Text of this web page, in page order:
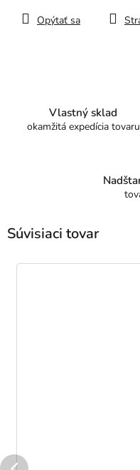
Opýtať sa
Vlastný sklad
okamžitá expedícia tovaru
Súvisiaci tovar